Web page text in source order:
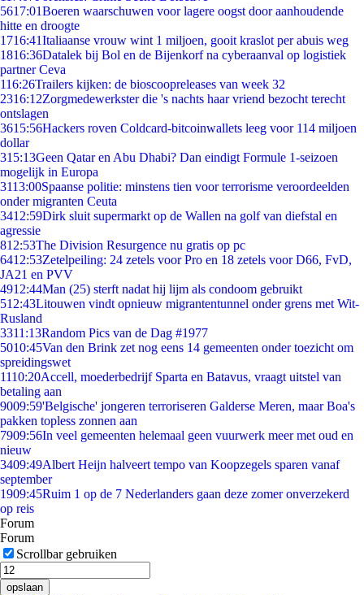
5617:01Boeren waarschuwen voor lagere oogst door aanhoudende
hitte en droogte
1716:41Italiaanse vrouw wint 1 miljoen, gooit kraslot per abuis weg
1816:36Datalek bij Bol en de Bijenkorf na cyberaanval op logistiek
partner Ceva
116:26Trailers kijken: de bioscoopreleases van week 32
2316:12Zorgmedewerkster die 's nachts haar vriend bezocht terecht
ontslagen
3615:56Hackers roven Coldcard-bitcoinwallets leeg voor 114 miljoen
dollar
315:13Geen Qatar en Abu Dhabi? Dan eindigt Formule 1-seizoen
mogelijk in Europa
3113:00Spaanse politie: minstens tien voor terrorisme veroordeelden
onder migranten Ceuta
3412:59Dirk sluit supermarkt op de Wallen na golf van diefstal en
agressie
812:53The Division Resurgence nu gratis op pc
6412:53Zetelpeiling: 24 zetels voor Pro en 18 zetels voor D66, FvD,
JA21 en PVV
4912:44Man (25) sterft nadat hij lijm als condoom gebruikt
512:43Litouwen vindt opnieuw migrantentunnel onder grens met Wit-
Rusland
3311:13Random Pics van de Dag #1977
5010:45Van den Brink zet nog eens 14 gemeenten onder toezicht om
spreidingswet
1110:20Accell, moederbedrijf Sparta en Batavus, vraagt uitstel van
betaling aan
9009:59'Belgische' jongeren terroriseren Galderse Meren, maar Boa's
pakken topless zonnen aan
7909:56In veel gemeenten helemaal geen vuurwerk meer met oud en
nieuw
3409:49Albert Heijn halveert tempo van Koopzegels sparen vanaf
september
1909:45Ruim 1 op de 7 Nederlanders gaan deze zomer onverzekerd
op reis
Forum
Forum
Scrollbar gebruiken
opslaan